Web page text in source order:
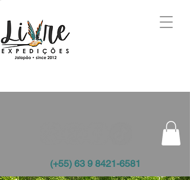
(+55) 63 9 8421-6581